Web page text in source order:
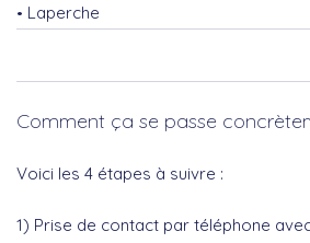
Laperche
Comment ça se passe
Voici les 4 étapes à suivre :
1) Prise de contact par téléphone